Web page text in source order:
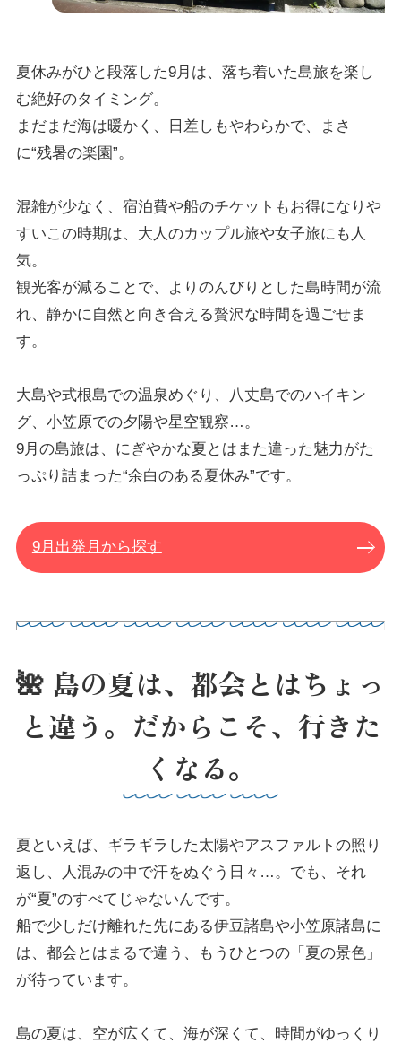
夏休みがひと段落した9月は、落ち着いた島旅を楽し
む絶好のタイミング。
まだまだ海は暖かく、日差しもやわらかで、まさ
に“残暑の楽園”。
混雑が少なく、宿泊費や船のチケットもお得になりや
すいこの時期は、大人のカップル旅や女子旅にも人
気。
観光客が減ることで、よりのんびりとした島時間が流
れ、静かに自然と向き合える贅沢な時間を過ごせま
す。
大島や式根島での温泉めぐり、八丈島でのハイキン
グ、小笠原での夕陽や星空観察…。
9月の島旅は、にぎやかな夏とはまた違った魅力がた
っぷり詰まった“余白のある夏休み”です。
9月出発月から探す
🌺 島の夏は、都会とはちょっ
と違う。だからこそ、行きた
くなる。
夏といえば、ギラギラした太陽やアスファルトの照り
返し、人混みの中で汗をぬぐう日々…。でも、それ
が“夏”のすべてじゃないんです。
船で少しだけ離れた先にある伊豆諸島や小笠原諸島に
は、都会とはまるで違う、もうひとつの「夏の景色」
が待っています。
島の夏は、空が広くて、海が深くて、時間がゆっくり